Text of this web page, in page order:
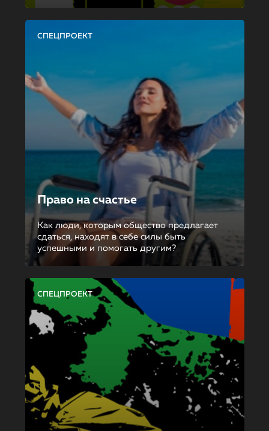
СПЕЦПРОЕКТ
Право на счастье
Как люди, которым общество предлагает
сдаться, находят в себе силы быть
успешными и помогать другим?
СПЕЦПРОЕКТ